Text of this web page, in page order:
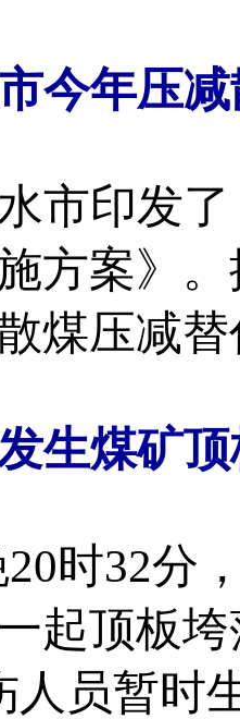
今年压
市印发了
方案》
煤压减
生煤矿
时32分
起顶板
人员暂时